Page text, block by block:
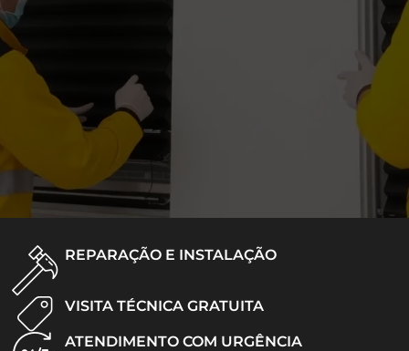
REPARAÇÃO E INSTALAÇÃO
VISITA TÉCNICA GRATUITA
ATENDIMENTO COM URGÊNCIA